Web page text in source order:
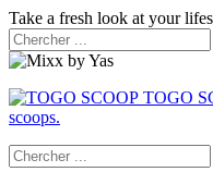
Take a fresh look at your
TOGO
scoops.